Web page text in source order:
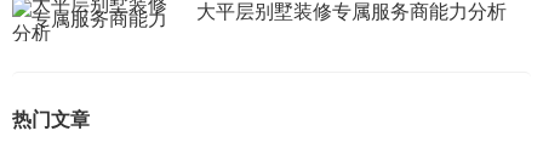
大平层别墅装修专属服务商能力分析
热门文章